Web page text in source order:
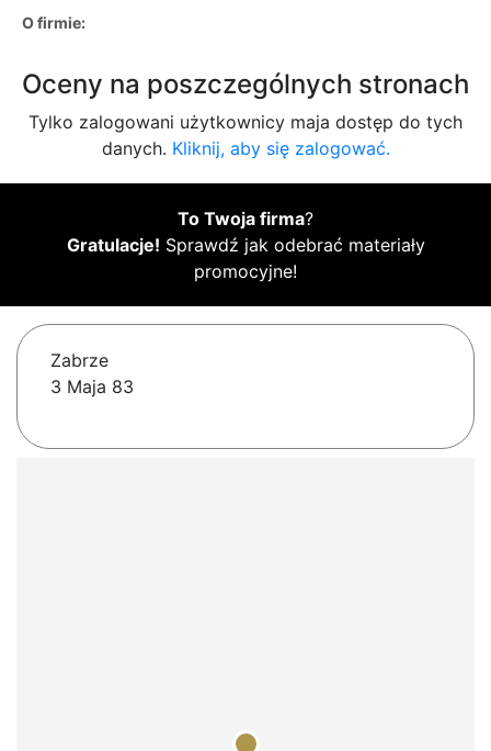
O firmie:
Oceny na poszczególnych stronach
Tylko zalogowani użytkownicy maja dostęp do tych
danych. Kliknij, aby się zalogować.
To Twoja firma?
Gratulacje! Sprawdź jak odebrać materiały
promocyjne!
Zabrze
3 Maja 83